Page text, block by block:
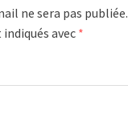
ne sera pas publiée.
avec *